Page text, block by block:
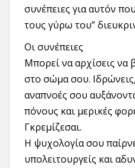
συνέπειες για αυτόν
τους γύρω του”
Οι συνέπειες
Μπορεί να αρχίσεις να
στο σώμα σου.
αναπνοές σου
πόνους και μερικές
Γκρεμίζεσαι.
Η ψυχολογία σου
υπολειτουργείς και